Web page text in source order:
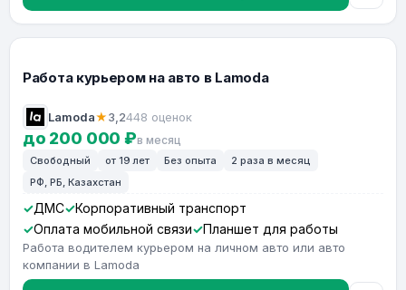
Работа курьером на авто в Lamoda
Lamoda★3,2448 оценок
до 200 000 ₽в месяц
Свободный от 19 лет Без опыта
2 раза в месяц
РФ, РБ, Казахстан
ДМС
Корпоративный транспорт
Оплата мобильной связи
Планшет для работы
Работа водителем курьером на личном авто или авто
компании в Lamoda